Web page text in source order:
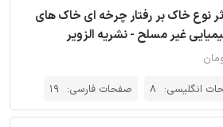
نوع خاک بر رفتار چرخه ای خاک های
غیر مسلح - نشریه الزویر
انگلیسی: 8 صفحات فارسی: 19